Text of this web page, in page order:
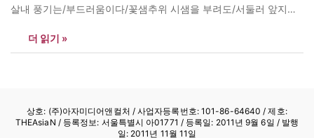
살내 풍기는/부드러움이다/꽃샘추위 시샘을 부려도/서둘러 앞지르
함이다”-박금숙 ‘3월’ “우리 일은 시작이오. 우리의 앞은 더 중대하
오. 우리 청년은 태산 같은 큰일을 준비합시다. 낙심 말고, 겁내지 말
더 읽기 »
상호: (주)아자미디어앤컬처 /사업자등록번호: 101-86-64640 / 제호:
THEAsiaN / 등록정보: 서울특별시 아01771 / 등록일: 2011년 9월 6일 / 발행
일: 2011년 11월 11일